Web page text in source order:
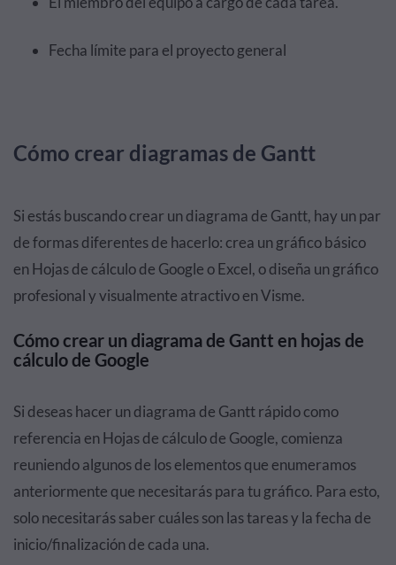
Fecha límite para el proyecto general
Cómo crear diagramas de Gantt
Si estás buscando crear un diagrama de Gantt, hay un par
de formas diferentes de hacerlo: crea un gráfico básico
en Hojas de cálculo de Google o Excel, o diseña un gráfico
profesional y visualmente atractivo en Visme.
Cómo crear un diagrama de Gantt en hojas de
cálculo de Google
Si deseas hacer un diagrama de Gantt rápido como
referencia en Hojas de cálculo de Google, comienza
reuniendo algunos de los elementos que enumeramos
anteriormente que necesitarás para tu gráfico. Para esto,
solo necesitarás saber cuáles son las tareas y la fecha de
inicio/finalización de cada una.